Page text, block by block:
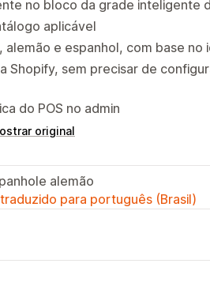
no bloco da grade inteligente
aplicável
e espanhol, com base no
Shopify, sem precisar de
do POS no admin
original
alemão
para português (Brasil)